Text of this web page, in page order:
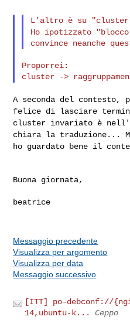
L'altro è su
Ho ipotizzato
Proporrei:
A seconda del contesto,
felice di lasciare
cluster invariato è
chiara la traduzione...
ho guardato bene il
Buona giornata,
beatrice
Messaggio precedente
Visualizza per argomento
Visualizza per data
Messaggio successivo
[ITT] po-debconf://
14,ubuntu-k...
Ceppo